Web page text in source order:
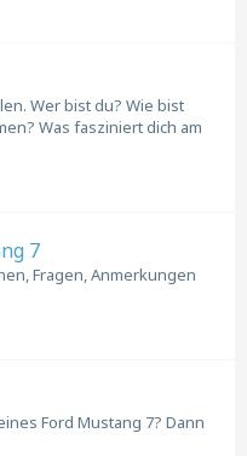
Wer bist du? Wie bist
Was fasziniert dich am
7
Fragen, Anmerkungen
Ford Mustang 7? Dann